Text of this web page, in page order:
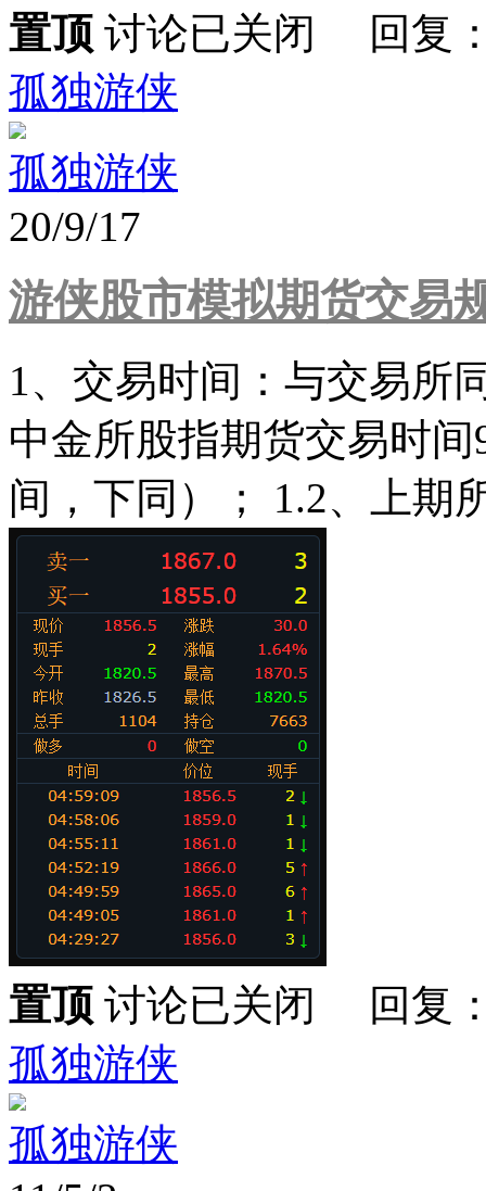
置顶 讨论已关闭 回复
孤独游侠
孤独游侠
20/9/17
游侠股市模拟期货交易
1、交易时间：与交易所
中金所股指期货交易时间
间，下同）； 1.2、上期
置顶 讨论已关闭 回复
孤独游侠
孤独游侠